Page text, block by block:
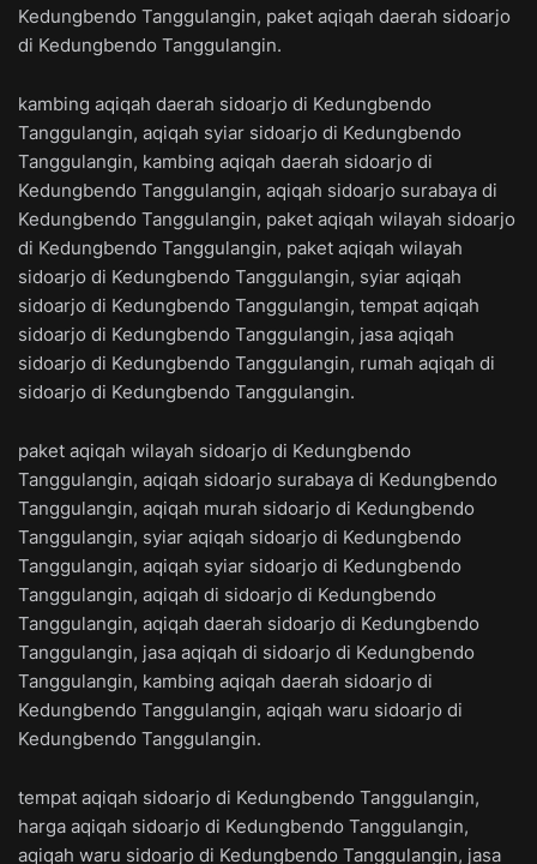
Kedungbendo Tanggulangin, paket aqiqah daerah sidoarjo
di Kedungbendo Tanggulangin.
kambing aqiqah daerah sidoarjo di Kedungbendo
Tanggulangin, aqiqah syiar sidoarjo di Kedungbendo
Tanggulangin, kambing aqiqah daerah sidoarjo di
Kedungbendo Tanggulangin, aqiqah sidoarjo surabaya di
Kedungbendo Tanggulangin, paket aqiqah wilayah sidoarjo
di Kedungbendo Tanggulangin, paket aqiqah wilayah
sidoarjo di Kedungbendo Tanggulangin, syiar aqiqah
sidoarjo di Kedungbendo Tanggulangin, tempat aqiqah
sidoarjo di Kedungbendo Tanggulangin, jasa aqiqah
sidoarjo di Kedungbendo Tanggulangin, rumah aqiqah di
sidoarjo di Kedungbendo Tanggulangin.
paket aqiqah wilayah sidoarjo di Kedungbendo
Tanggulangin, aqiqah sidoarjo surabaya di Kedungbendo
Tanggulangin, aqiqah murah sidoarjo di Kedungbendo
Tanggulangin, syiar aqiqah sidoarjo di Kedungbendo
Tanggulangin, aqiqah syiar sidoarjo di Kedungbendo
Tanggulangin, aqiqah di sidoarjo di Kedungbendo
Tanggulangin, aqiqah daerah sidoarjo di Kedungbendo
Tanggulangin, jasa aqiqah di sidoarjo di Kedungbendo
Tanggulangin, kambing aqiqah daerah sidoarjo di
Kedungbendo Tanggulangin, aqiqah waru sidoarjo di
Kedungbendo Tanggulangin.
tempat aqiqah sidoarjo di Kedungbendo Tanggulangin,
harga aqiqah sidoarjo di Kedungbendo Tanggulangin,
aqiqah waru sidoarjo di Kedungbendo Tanggulangin, jasa